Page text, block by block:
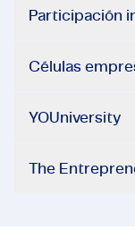
Participación
Células
YOUniversity
The